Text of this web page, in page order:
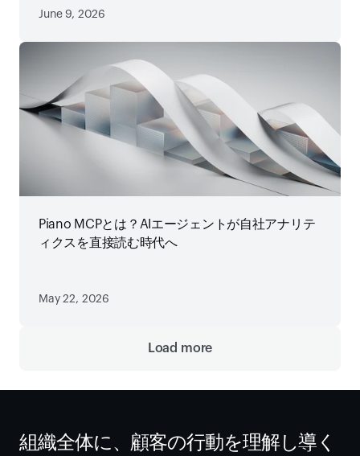
June 9, 2026
Piano MCPとは？AIエージェントが自社アナリテ
ィクスを直接読む時代へ
May 22, 2026
Load more
組織全体に、顧客の行動を理解し導く